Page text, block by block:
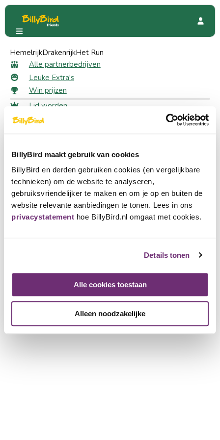
BillyBird maakt gebruik van cookies
BillyBird en derden gebruiken cookies (en vergelijkbare
technieken) om de website te analyseren,
gebruiksvriendelijker te maken en om je op en buiten de
website relevante aanbiedingen te tonen. Lees in ons
privacystatement hoe BillyBird.nl omgaat met cookies.
Details tonen
Alle cookies toestaan
Alleen noodzakelijke
HemelrijkDrakenrijkHet Run
Alle partnerbedrijven
Leuke Extra's
Win prijzen
Lid worden
Inloggen
Taal kiezen
Nederlands
English
Deutsch
Partner worden
Beleving Boerderij de Steenuil
Promoties
70 likes
Beleving Boerderij de Steenuil
20% korting op korting op entree kind
Snel naar
Alle partnerbedrijven
Leuke Extra's
Cadeaubon
Werken bij BillyBird